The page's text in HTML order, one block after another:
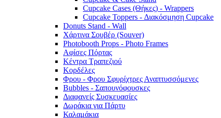
Cupcake Cases (Θήκες) - Wrappers
Cupcake Toppers - Διακόσμηση Cupcake
Donuts Stand - Wall
Χάρτινα Σουβέρ (Souver)
Photobooth Props - Photo Frames
Αφίσες Πόρτας
Κέντρα Τραπεζιού
Κορδέλες
Φρου - Φρου Σφυρίχτρες Αναπτυσσόμενες
Bubbles - Σαπουνόφουσκες
Διαφανείς Συσκευασίες
Δωράκια για Πάρτυ
Καλαμάκια